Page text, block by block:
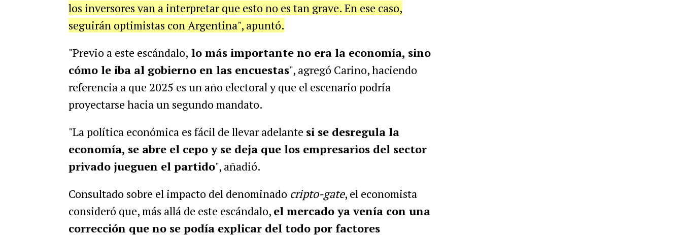
los inversores van a interpretar que esto no es tan grave. En ese caso,
seguirán optimistas con Argentina", apuntó.
"Previo a este escándalo, lo más importante no era la economía, sino
cómo le iba al gobierno en las encuestas", agregó Carino, haciendo
referencia a que 2025 es un año electoral y que el escenario podría
proyectarse hacia un segundo mandato.
"La política económica es fácil de llevar adelante si se desregula la
economía, se abre el cepo y se deja que los empresarios del sector
privado jueguen el partido", añadió.
Consultado sobre el impacto del denominado cripto-gate, el economista
consideró que, más allá de este escándalo, el mercado ya venía con una
corrección que no se podía explicar del todo por factores